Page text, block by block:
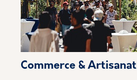
Commerce & Artisanat